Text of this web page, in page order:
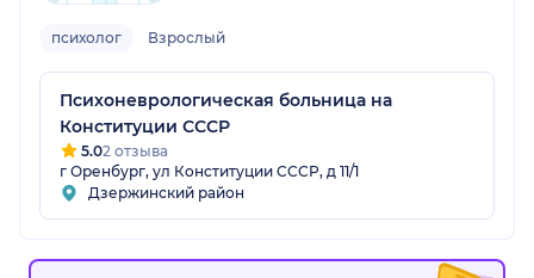
психолог Взрослый
Психоневрологическая больница на
Конституции СССР
5.02 отзыва
г Оренбург, ул Конституции СССР, д 11/1
Дзержинский район